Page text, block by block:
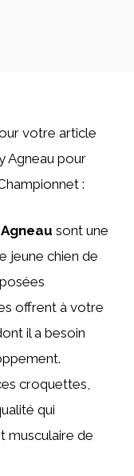
votre article
Agneau pour
:
sont une
jeune chien de
offrent à votre
il a besoin
croquettes,
qui
musculaire de